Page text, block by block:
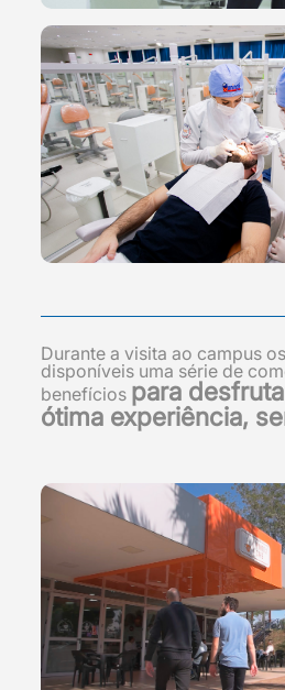
Durante a visita ao campus
disponíveis uma série de
benefícios para
ótima experiência,